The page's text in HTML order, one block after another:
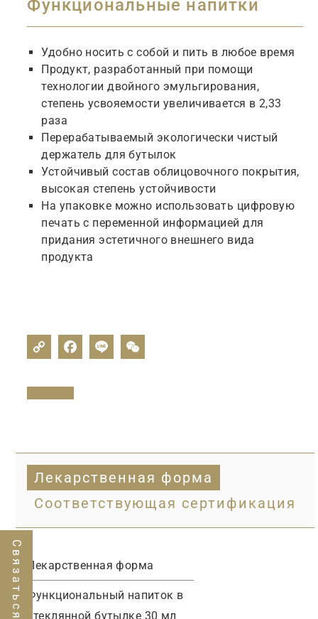
Функциональные напитки
Удобно носить с собой и пить в любое время
Продукт, разработанный при помощи
технологии двойного эмульгирования,
степень усвояемости увеличивается в 2,33
раза
Перерабатываемый экологически чистый
держатель для бутылок
Устойчивый состав облицовочного покрытия,
высокая степень устойчивости
На упаковке можно использовать цифровую
печать с переменной информацией для
придания эстетичного внешнего вида
продукта
Лекарственная форма
Соответствующая сертификация
Лекарственная форма
Функциональный напиток в
стеклянной бутылке 30 мл